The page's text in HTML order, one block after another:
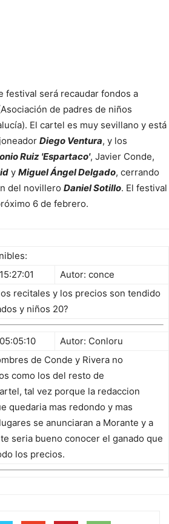
será recaudar fondos a
de padres de niños
El cartel es muy sevillano y está
Diego Ventura, y los
Ruiz 'Espartaco', Javier Conde,
y Miguel Ángel Delgado, cerrando
del novillero Daniel Sotillo. El festival
6 de febrero.
Autor: conce
recitales y los precios son tendido
y niños 20?
Autor: Conloru
de Conde y Rivera no
como los del resto de
tal vez porque la redaccion
quedaria mas redondo y mas
se anunciaran a Morante y a
seria bueno conocer el ganado que
los precios.